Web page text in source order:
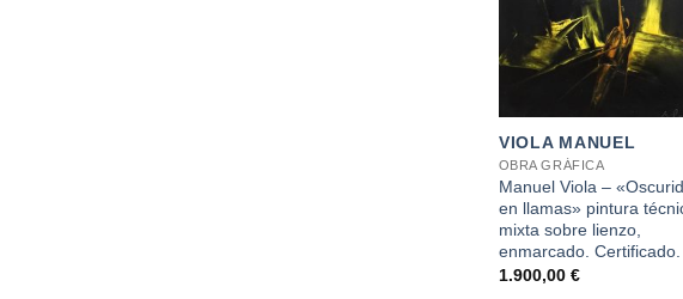
VIOLA MANUEL
OBRA GRÁFICA
Manuel Viola –
en llamas» pintura
mixta sobre lienzo,
enmarcado. Certificado.
1.900,00 €